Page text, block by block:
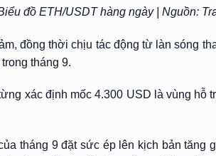
đồ ETH/USDT hàng ngày | Nguồn:
đồng thời chịu tác động từ làn sóng
tháng 9.
xác định mốc 4.300 USD là vùng
tháng 9 đặt sức ép lên kịch bản